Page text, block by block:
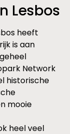
Lesbos
heeft
is aan
Network
historische
mooie
heel veel